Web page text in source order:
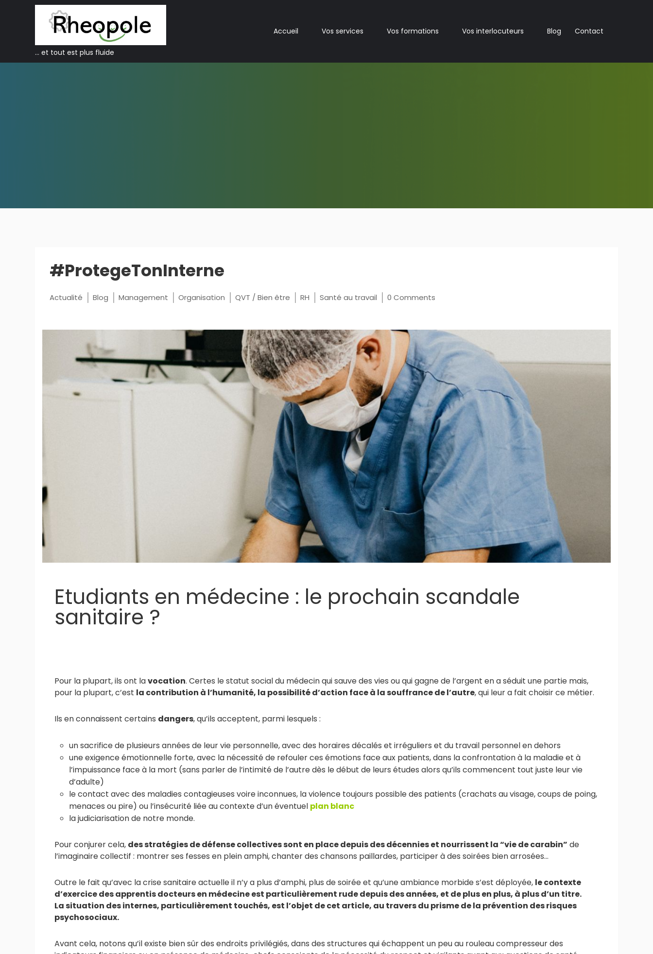
… et tout est plus fluide
Accueil Vos services Vos formations Vos interlocuteurs Blog Contact
#ProtegeTonInterne
Actualité Blog Management Organisation QVT / Bien être RH Santé au travail 0 Comments
Etudiants en médecine : le prochain scandale
sanitaire ?
Pour la plupart, ils ont lavocation. Certes le statut social du médecin qui sauve des vies ou qui gagne de l’argent en a séduit une partie mais,
pour la plupart, c’est la contribution à l’humanité, la possibilité d’action face à la souffrance de l’autre, qui leur a fait choisir ce métier.
Ils en connaissent certains dangers, qu’ils acceptent, parmi lesquels :
un sacrifice de plusieurs années de leur vie personnelle, avec des horaires décalés et irréguliers et du travail personnel en dehors
une exigence émotionnelle forte, avec la nécessité de refouler ces émotions face aux patients, dans la confrontation à la maladie et à
l’impuissance face à la mort (sans parler de l’intimité de l’autre dès le début de leurs études alors qu’ils commencent tout juste leur vie
d’adulte)
le contact avec des maladies contagieuses voire inconnues, la violence toujours possible des patients (crachats au visage, coups de poing,
menaces ou pire) ou l’insécurité liée au contexte d’un éventuel plan blanc
la judiciarisation de notre monde.
Pour conjurer cela, des stratégies de défense collectives sont en place depuis des décennies et nourrissent la “vie de carabin” de
l’imaginaire collectif : montrer ses fesses en plein amphi, chanter des chansons paillardes, participer à des soirées bien arrosées…
Outre le fait qu’avec la crise sanitaire actuelle il n’y a plus d’amphi, plus de soirée et qu’une ambiance morbide s’est déployée, le contexte
d’exercice des apprentis docteurs en médecine est particulièrement rude depuis des années, et de plus en plus, à plus d’un titre.
La situation des internes, particulièrement touchés, est l’objet de cet article, au travers du prisme de la prévention des risques
psychosociaux.
Avant cela, notons qu’il existe bien sûr des endroits privilégiés, dans des structures qui échappent un peu au rouleau compresseur des